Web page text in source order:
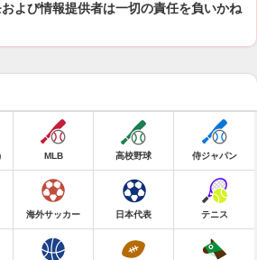
よび情報提供者は一切の責任を負いかね
MLB 高校野球 侍ジャパン
海外サッカー 日本代表 テニス